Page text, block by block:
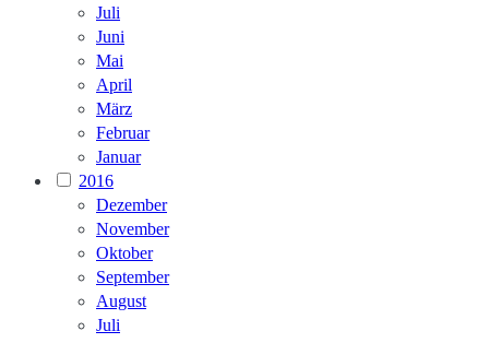
Juli
Juni
Mai
April
März
Februar
Januar
2016
Dezember
November
Oktober
September
August
Juli